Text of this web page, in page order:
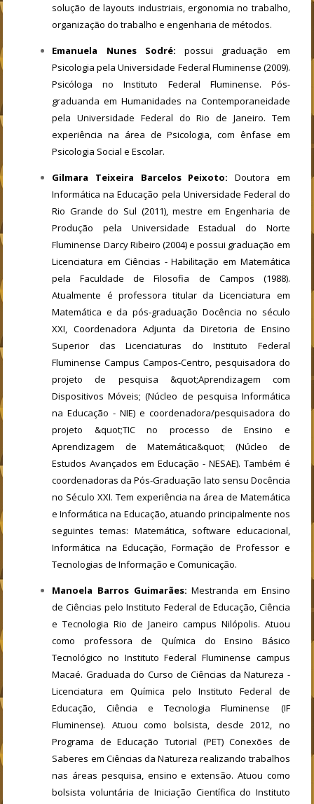
solução de layouts industriais, ergonomia no trabalho,
organização do trabalho e engenharia de métodos.
Emanuela Nunes Sodré: possui graduação em
Psicologia pela Universidade Federal Fluminense (2009).
Psicóloga no Instituto Federal Fluminense. Pós-
graduanda em Humanidades na Contemporaneidade
pela Universidade Federal do Rio de Janeiro. Tem
experiência na área de Psicologia, com ênfase em
Psicologia Social e Escolar.
Gilmara Teixeira Barcelos Peixoto: Doutora em
Informática na Educação pela Universidade Federal do
Rio Grande do Sul (2011), mestre em Engenharia de
Produção pela Universidade Estadual do Norte
Fluminense Darcy Ribeiro (2004) e possui graduação em
Licenciatura em Ciências - Habilitação em Matemática
pela Faculdade de Filosofia de Campos (1988).
Atualmente é professora titular da Licenciatura em
Matemática e da pós-graduação Docência no século
XXI, Coordenadora Adjunta da Diretoria de Ensino
Superior das Licenciaturas do Instituto Federal
Fluminense Campus Campos-Centro, pesquisadora do
projeto de pesquisa &quot;Aprendizagem com
Dispositivos Móveis; (Núcleo de pesquisa Informática
na Educação - NIE) e coordenadora/pesquisadora do
projeto &quot;TIC no processo de Ensino e
Aprendizagem de Matemática&quot; (Núcleo de
Estudos Avançados em Educação - NESAE). Também é
coordenadoras da Pós-Graduação lato sensu Docência
no Século XXI. Tem experiência na área de Matemática
e Informática na Educação, atuando principalmente nos
seguintes temas: Matemática, software educacional,
Informática na Educação, Formação de Professor e
Tecnologias de Informação e Comunicação.
Manoela Barros Guimarães: Mestranda em Ensino
de Ciências pelo Instituto Federal de Educação, Ciência
e Tecnologia Rio de Janeiro campus Nilópolis. Atuou
como professora de Química do Ensino Básico
Tecnológico no Instituto Federal Fluminense campus
Macaé. Graduada do Curso de Ciências da Natureza -
Licenciatura em Química pelo Instituto Federal de
Educação, Ciência e Tecnologia Fluminense (IF
Fluminense). Atuou como bolsista, desde 2012, no
Programa de Educação Tutorial (PET) Conexões de
Saberes em Ciências da Natureza realizando trabalhos
nas áreas pesquisa, ensino e extensão. Atuou como
bolsista voluntária de Iniciação Científica do Instituto